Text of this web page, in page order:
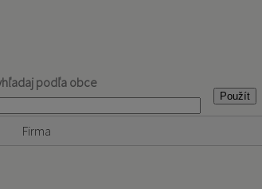
podľa obce
Firma